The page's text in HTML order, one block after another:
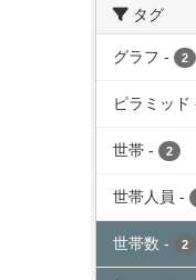
タグ
グラフ - 2
ピラミッド
世帯 - 2
世帯人員 -
世帯数 - 2